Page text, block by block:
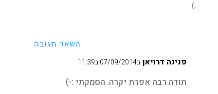
:)
השאר תגובה
פנינה דרויאן ב07/09/2014 ב11:39
תודה רבה אפרת יקרה. הסמקתי :-)